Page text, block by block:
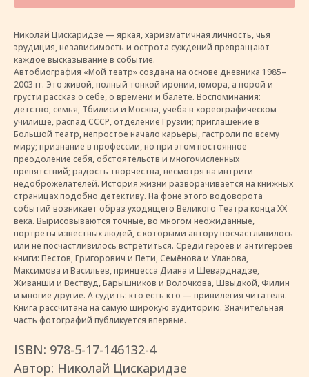
Николай Цискаридзе — яркая, харизматичная личность, чья
эрудиция, независимость и острота суждений превращают
каждое высказывание в событие.
Автобиография «Мой театр» создана на основе дневника 1985–
2003 гг. Это живой, полный тонкой иронии, юмора, а порой и
грусти рассказ о себе, о времени и балете. Воспоминания:
детство, семья, Тбилиси и Москва, учеба в хореографическом
училище, распад СССР, отделение Грузии; приглашение в
Большой театр, непростое начало карьеры, гастроли по всему
миру; признание в профессии, но при этом постоянное
преодоление себя, обстоятельств и многочисленных
препятствий; радость творчества, несмотря на интриги
недоброжелателей. История жизни разворачивается на книжных
страницах подобно детективу. На фоне этого водоворота
событий возникает образ уходящего Великого Театра конца ХХ
века. Вырисовываются точные, во многом неожиданные,
портреты известных людей, с которыми автору посчастливилось
или не посчастливилось встретиться. Среди героев и антигероев
книги: Пестов, Григорович и Пети, Семёнова и Уланова,
Максимова и Васильев, принцесса Диана и Шеварднадзе,
Живанши и Вествуд, Барышников и Волочкова, Швыдкой, Филин
и многие другие. А судить: кто есть кто — привилегия читателя.
Книга рассчитана на самую широкую аудиторию. Значительная
часть фотографий публикуется впервые.
ISBN: 978-5-17-146132-4
Автор: Николай Цискаридзе